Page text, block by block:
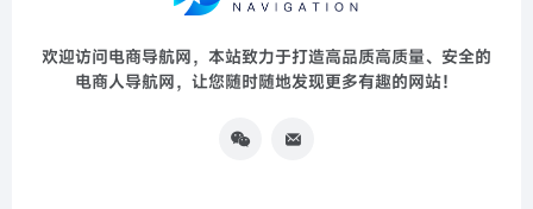
欢迎访问电商导航网，本站致力于打造高品质高质量、安全的
电商人导航网，让您随时随地发现更多有趣的网站！